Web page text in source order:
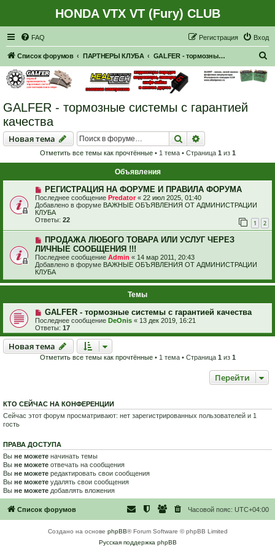
HONDA VTX VT (Fury) CLUB
FAQ Вход
Регистрация
Список форумов ПАРТНЕРЫ КЛУБА GALFER - тормозные системы с гарантией качества
GALFER - тормозные системы с гарантией
качества
Новая тема
Новаятема Поиск
Отметить все темы как прочтённые• 1 тема • Страница 1 из 1
Объявления
РЕГИСТРАЦИЯ НА ФОРУМЕ И ПРАВИЛА ФОРУМА
Последнее сообщение Predator« 22 июл 2025, 01:40
Добавлено в форуме ВАЖНЫЕ ОБЪЯВЛЕНИЯ ОТ АДМИНИСТРАЦИИ
КЛУБА
Ответы: 22 1 2
ПРОДАЖА ЛЮБОГО ТОВАРА ИЛИ УСЛУГ ЧЕРЕЗ
ЛИЧНЫЕ СООБЩЕНИЯ !!!
Последнее сообщение Admin « 14 мар 2011, 20:43
Добавлено в форуме ВАЖНЫЕ ОБЪЯВЛЕНИЯ ОТ АДМИНИСТРАЦИИ
КЛУБА
Темы
GALFER - тормозные системы с гарантией качества
Последнее сообщение DeOnis « 13 дек 2019, 16:21
Ответы: 17
Новая тема
Новаятема
Отметить все темы как прочтённые• 1 тема • Страница 1 из 1
Перейти
КТО СЕЙЧАС НА КОНФЕРЕНЦИИ
Сейчас этот форум просматривают: нет зарегистрированных пользователей и 1
гость
ПРАВА ДОСТУПА
Вы не можете начинать темы
Вы не можете отвечать на сообщения
Вы не можете редактировать свои сообщения
Вы не можете удалять свои сообщения
Вы не можете добавлять вложения
Список форумов Часовой пояс: UTC+04:00
Создано на основе phpBB® Forum Software © phpBB Limited
Русская поддержка phpBB